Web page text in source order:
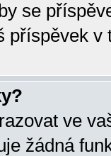
se
příspěvek v
ve
žádná